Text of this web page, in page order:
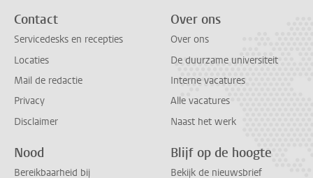
Contact
Servicedesks en recepties
Locaties
Mail de redactie
Privacy
Disclaimer
Over ons
Over ons
De duurzame universiteit
Interne vacatures
Alle vacatures
Naast het werk
Nood
Bereikbaarheid bij
Blijf op de hoogte
Bekijk de nieuwsbrief